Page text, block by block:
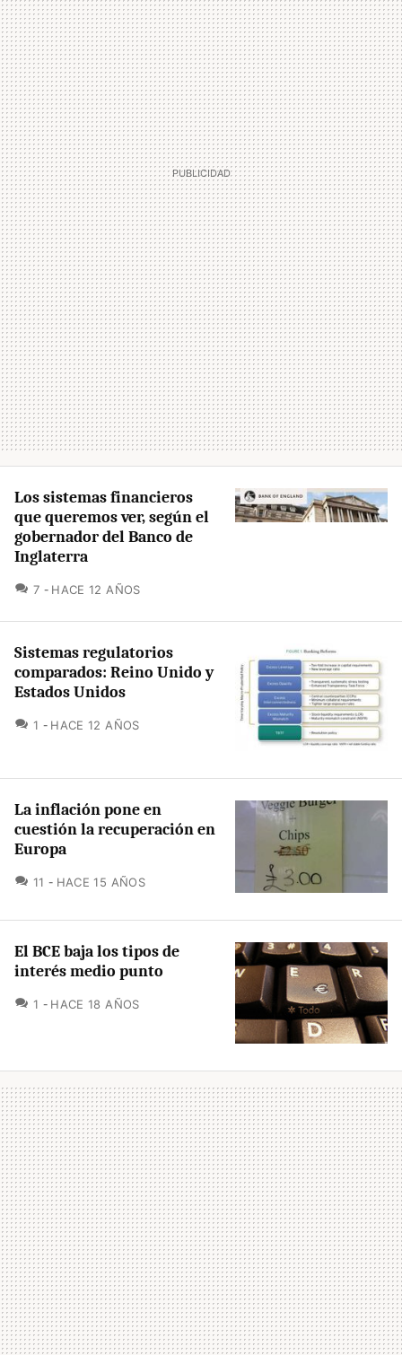
Los sistemas financieros
que queremos ver, según el
gobernador del Banco de
Inglaterra
7 COMENTARIOS
HACE 12 AÑOS
Sistemas regulatorios
comparados: Reino Unido y
Estados Unidos
1 COMENTARIOS
HACE 12 AÑOS
La inflación pone en
cuestión la recuperación en
Europa
11 COMENTARIOS
HACE 15 AÑOS
El BCE baja los tipos de
interés medio punto
1 COMENTARIOS
HACE 18 AÑOS